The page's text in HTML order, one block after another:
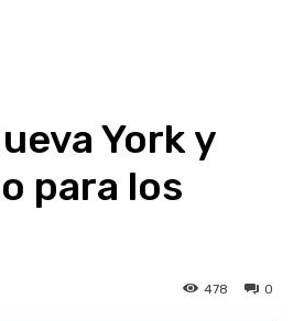
York y
para los
0
478